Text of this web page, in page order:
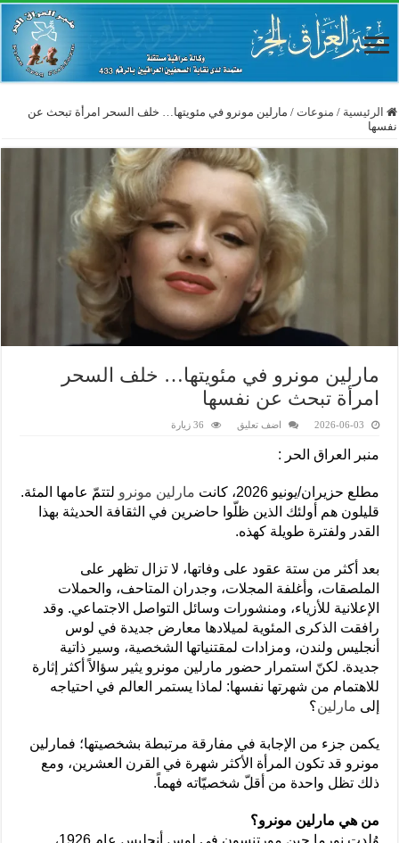
الرئيسية / منوعات / مارلين مونرو في مئويتها… خلف السحر امرأة تبحث عن
نفسها
مارلين مونرو في مئويتها… خلف السحر
امرأة تبحث عن نفسها
2026-06-03 اضف تعليق 36 زيارة
منبر العراق الحر :
مطلع حزيران/يونيو 2026، كانت مارلين مونرو لتتمّ عامها المئة.
قليلون هم أولئك الذين ظلّوا حاضرين في الثقافة الحديثة بهذا
القدر ولفترة طويلة كهذه.
بعد أكثر من ستة عقود على وفاتها، لا تزال تظهر على
الملصقات، وأغلفة المجلات، وجدران المتاحف، والحملات
الإعلانية للأزياء، ومنشورات وسائل التواصل الاجتماعي. وقد
رافقت الذكرى المئوية لميلادها معارض جديدة في لوس
أنجليس ولندن، ومزادات لمقتنياتها الشخصية، وسير ذاتية
جديدة. لكنّ استمرار حضور مارلين مونرو يثير سؤالاً أكثر إثارة
للاهتمام من شهرتها نفسها: لماذا يستمر العالم في احتياجه
إلى مارلين؟
يكمن جزء من الإجابة في مفارقة مرتبطة بشخصيتها؛ فمارلين
مونرو قد تكون المرأة الأكثر شهرة في القرن العشرين، ومع
ذلك تظل واحدة من أقلّ شخصيّاته فهماً.
من هي مارلين مونرو؟